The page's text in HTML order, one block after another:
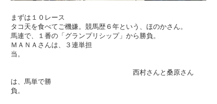
まずは１０レース
タコ天を食べてご機嫌。競馬歴６年という、ほのかさん。
馬連で、１番の「グランプリシップ」から勝負。
ＭＡＮＡさんは、３連単担
当。
西村さんと桑原さん
は、馬単で勝
負。